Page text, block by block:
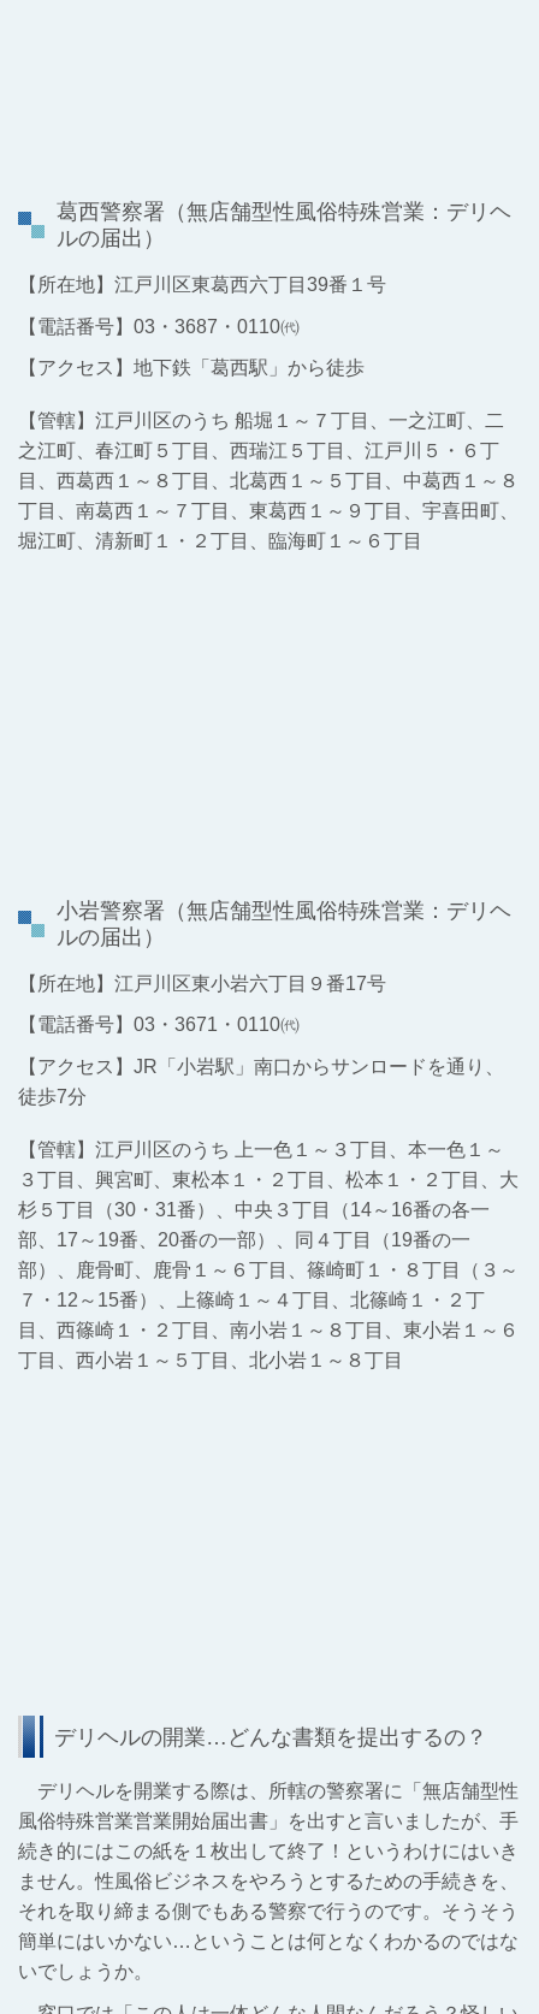
葛西警察署 （無店舗型性風俗特殊営業：デリヘ
ルの届出）
【所在地】江戸川区東葛西六丁目39番１号
【電話番号】03・3687・0110㈹
【アクセス】 地下鉄「葛西駅」から徒歩
【管轄】江戸川区のうち 船堀１～７丁目、一之江町、二
之江町、春江町５丁目、西瑞江５丁目、江戸川５・６丁
目、西葛西１～８丁目、北葛西１～５丁目、中葛西１～８
丁目、南葛西１～７丁目、東葛西１～９丁目、宇喜田町、
堀江町、清新町１・２丁目、臨海町１～６丁目
小岩警察署 （無店舗型性風俗特殊営業：デリヘ
ルの届出）
【所在地】江戸川区東小岩六丁目９番17号
【電話番号】03・3671・0110㈹
【アクセス】 JR「小岩駅」南口からサンロードを通り、
徒歩7分
【管轄】江戸川区のうち 上一色１～３丁目、本一色１～
３丁目、興宮町、東松本１・２丁目、松本１・２丁目、大
杉５丁目（30・31番）、中央３丁目（14～16番の各一
部、17～19番、20番の一部）、同４丁目（19番の一
部）、鹿骨町、鹿骨１～６丁目、篠崎町１・８丁目（３～
７・12～15番）、上篠崎１～４丁目、北篠崎１・２丁
目、西篠崎１・２丁目、南小岩１～８丁目、東小岩１～６
丁目、西小岩１～５丁目、北小岩１～８丁目
デリヘルの開業…どんな書類を提出するの？
デリヘルを開業する際は、所轄の警察署に「無店舗型性
風俗特殊営業営業開始届出書」を出すと言いましたが、手
続き的にはこの紙を１枚出して終了！というわけにはいき
ません。性風俗ビジネスをやろうとするための手続きを、
それを取り締まる側でもある警察で行うのです。そうそう
簡単にはいかない…ということは何となくわかるのではな
いでしょうか。